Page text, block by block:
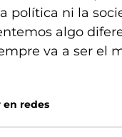
política ni la
algo
va a ser el
en redes